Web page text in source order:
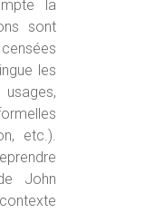
la
sont
les
usages,
etc.).
John